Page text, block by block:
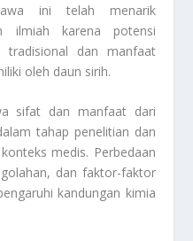
ini telah menarik
ilmiah karena potensi
tradisional dan manfaat
oleh daun sirih.
sifat dan manfaat dari
tahap penelitian dan
medis. Perbedaan
dan faktor-faktor
kandungan kimia